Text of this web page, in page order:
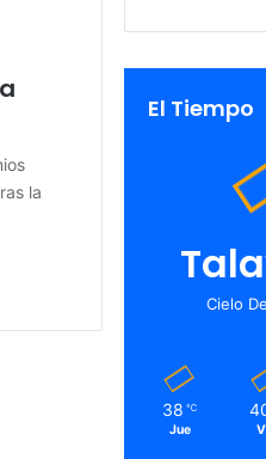
la
El Tiempo
Cielo
38 ℃
Jue